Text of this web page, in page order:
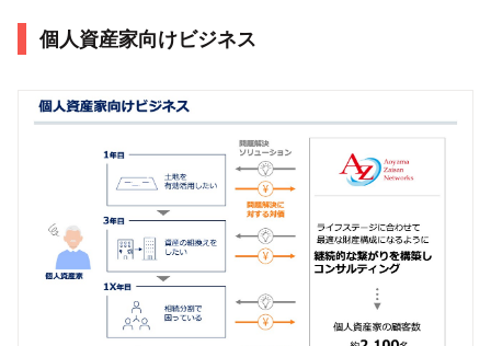
個人資産家向けビジネス